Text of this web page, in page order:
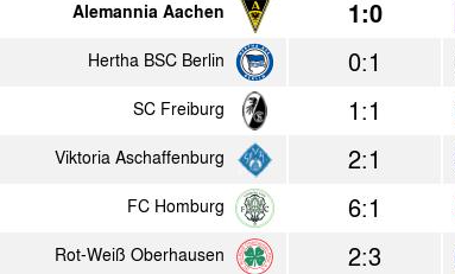
4:1
4:0
0:0
1:0
0:0
Alemannia Aachen 1:0
Hertha BSC Berlin 0:1
SC Freiburg 1:1
Viktoria Aschaffenburg 2:1
FC Homburg 6:1
Rot-Weiß Oberhausen 2:3